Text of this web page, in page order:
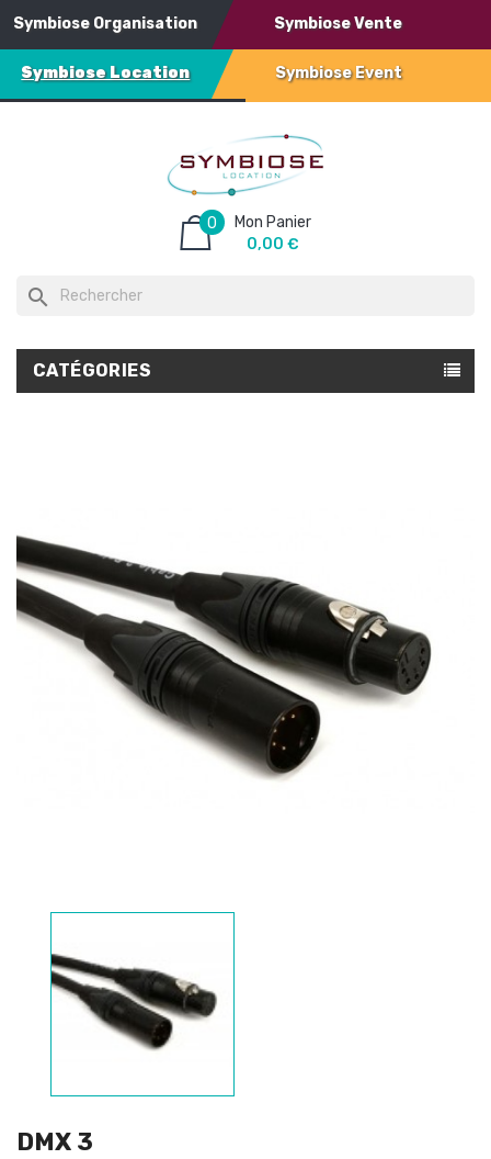
Symbiose Organisation Symbiose Vente
Symbiose Location Symbiose Event
Mon Panier
0
0,00 €
search
CATÉGORIES
DMX 3